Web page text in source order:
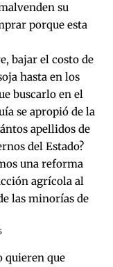
su
porque esta
bajar el costo de
hasta en los
buscarlo en el
se apropió de la
apellidos de
del Estado?
una reforma
agrícola al
las minorías de
quieren que